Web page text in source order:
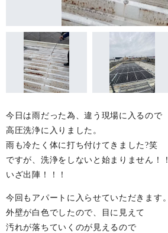
今日は雨だった為、違う現場に入るので
高圧洗浄に入りました。
雨も冷たく体に打ち付けてきました?笑
ですが、洗浄をしないと始まりません！！
いざ出陣！！！
今回もアパートに入らせていただきます。
外壁が白色でしたので、目に見えて
汚れが落ちていくのが見えるので